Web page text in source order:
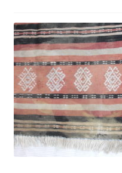
Kilims
Contacto